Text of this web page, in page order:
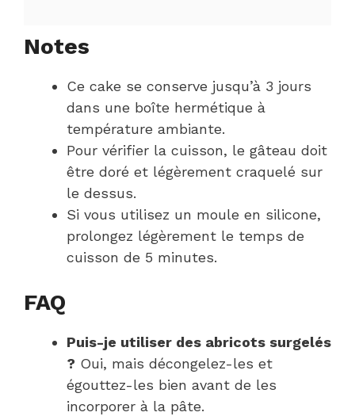
Notes
Ce cake se conserve jusqu’à 3 jours
dans une boîte hermétique à
température ambiante.
Pour vérifier la cuisson, le gâteau doit
être doré et légèrement craquelé sur
le dessus.
Si vous utilisez un moule en silicone,
prolongez légèrement le temps de
cuisson de 5 minutes.
FAQ
Puis-je utiliser des abricots surgelés
? Oui, mais décongelez-les et
égouttez-les bien avant de les
incorporer à la pâte.